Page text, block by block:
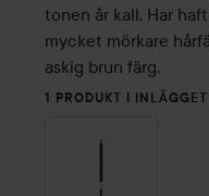
tonen år kall. Har
mycket mörkare
askig brun färg.
1 PRODUKT I